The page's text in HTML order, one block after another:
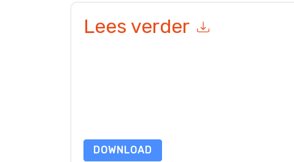
Lees verder
DOWNLOAD